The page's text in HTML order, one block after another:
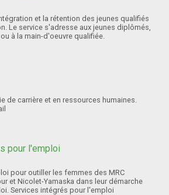
et la rétention des jeunes qualifiés
Le service s'adresse aux jeunes diplômés,
à la main-d'oeuvre qualifiée.
de carrière et en ressources humaines.
pour outiller les femmes des MRC
et Nicolet-Yamaska dans leur démarche
Services intégrés pour l'emploi